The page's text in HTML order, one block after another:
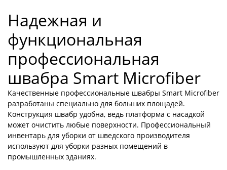
Надежная и
функциональная
профессиональная
швабра Smart Microfiber
Качественные профессиональные швабры Smart Microfiber
разработаны специально для больших площадей.
Конструкция швабр удобна, ведь платформа с насадкой
может очистить любые поверхности. Профессиональный
инвентарь для уборки от шведского производителя
используют для уборки разных помещений в
промышленных зданиях.